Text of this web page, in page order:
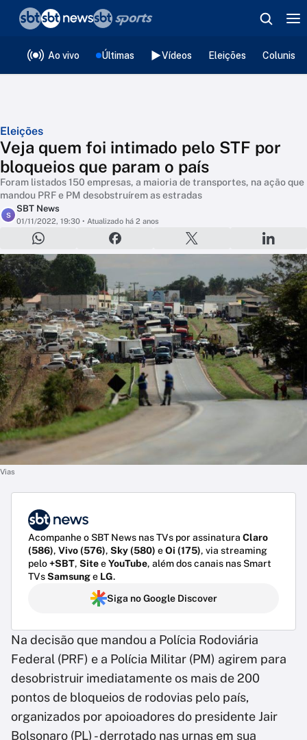
Ao vivo Últimas Vídeos Eleições
Eleições
Veja quem foi intimado pelo STF por
bloqueios que param o país
Foram listados 150 empresas, a maioria de transportes, na ação que
mandou PRF e PM desobstruírem as estradas
S
SBT News
01/11/2022, 19:30 • Atualizado há 2 anos
Vias
Acompanhe o SBT News nas TVs por assinatura Claro
(586), Vivo (576), Sky (580) eOi (175), via streaming
pelo+SBT, SiteeYouTube, além dos canais nas Smart
TVsSamsunge LG.
Siga no Google Discover
Na decisão que mandou a Polícia Rodoviária
Federal (PRF) e a Polícia Militar (PM) agirem para
desobristruir imediatamente os mais de 200
pontos de bloqueios de rodovias pelo país,
organizados por apoioadores do presidente Jair
Bolsonaro (PL) - derrotado nas urnas em sua
❮voltar
Editorias